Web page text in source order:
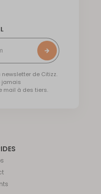
newsletter de Citizz.
jamais
mail à des tiers.